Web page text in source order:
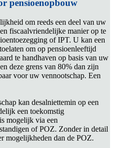
pensioenopbouw
om reeds een deel van uw
fiscaalvriendelijke manier op te
of IPT. U kan een
om op pensioenleeftijd
te handhaven op basis van uw
deze grens van 80% dan zijn
voor uw vennootschap. Een
kan desalniettemin op een
een toekomstig
mogelijk via een
of POZ. Zonder in detail
mogelijkheden dan de POZ.